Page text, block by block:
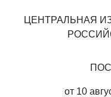
ЦЕНТРАЛЬНАЯ
от 10